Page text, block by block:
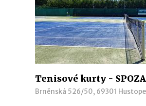
Tenisové kurty -
Brněnská 526/50, 69301